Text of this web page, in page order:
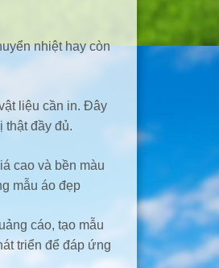
nhiệt hay còn
liệu cần in. Đây
thật đầy đủ.
cao và bền màu
mẫu áo đẹp
cáo, tạo mẫu
triển để đáp ứng